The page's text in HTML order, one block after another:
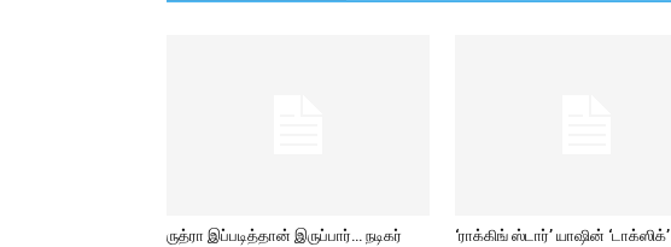
ருத்ரா இப்படித்தான் இருப்பார்… நடிகர்
‘ராக்கிங் ஸ்டார்’ யாஷின் ‘டாக்ஸிக்’